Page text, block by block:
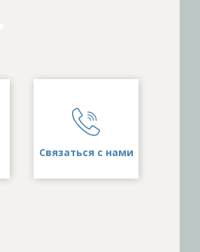
Связаться с нами